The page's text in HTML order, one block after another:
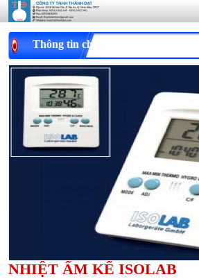
Thông tin chi tiết
NHIỆT ẨM KẾ ISOLAB